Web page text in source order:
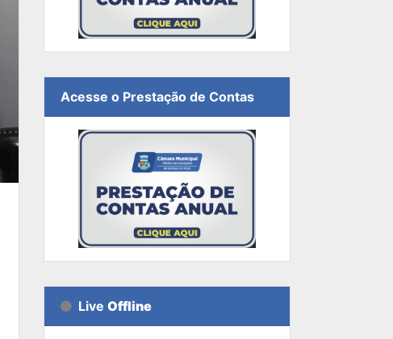
Acesse o Prestação de Contas
Live Offline